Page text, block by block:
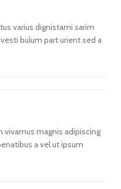
varius dignistami sarim
bulum part urient sed a
vivamus magnis adipiscing
a vel ut ipsum